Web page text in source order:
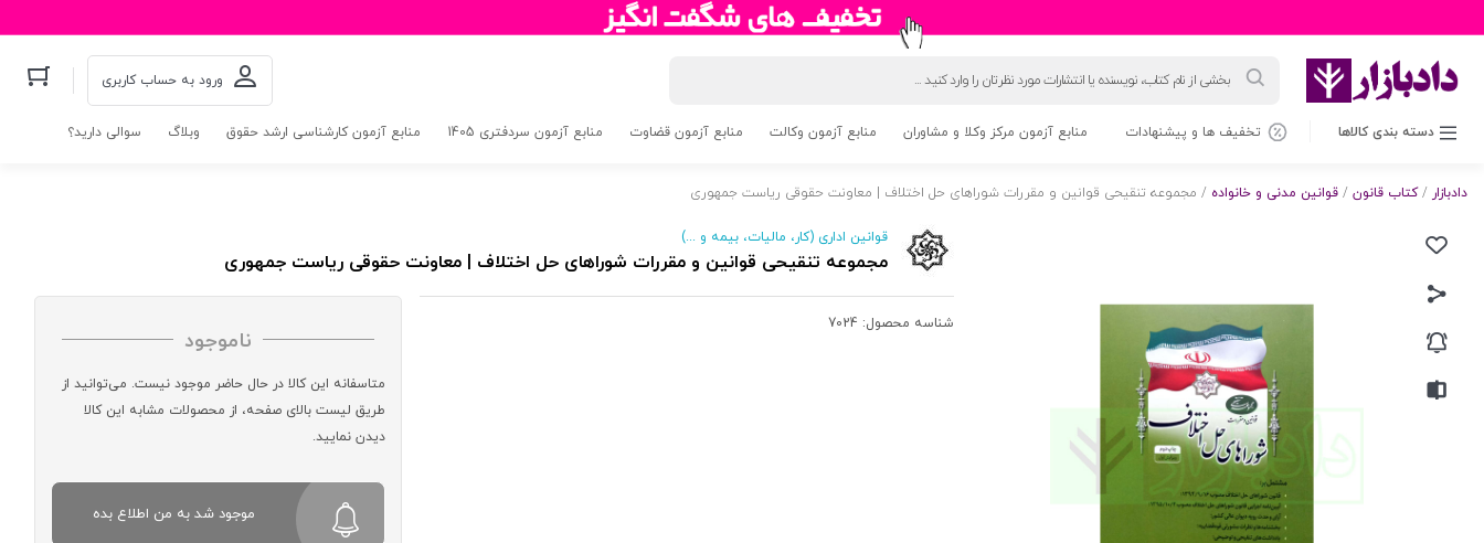
محصولات ورود به حساب کاربری
دسته بندی کالاها تخفیف ها و پیشنهادات منابع آزمون مرکز وکلا و مشاوران منابع آزمون وکالت منابع آزمون قضاوت منابع آزمون سردفتری 1405 منابع آزمون کارشناسی ارشد حقوق وبلاگ سوالی دارید؟
دادبازار /کتاب قانون / قوانین مدنی و خانواده / مجموعه تنقیحی قوانین و مقررات شوراهای حل اختلاف | معاونت حقوقی ریاست جمهوری
قوانین اداری (کار، مالیات، بیمه و ...)
مجموعه تنقیحی قوانین و مقررات شوراهای حل اختلاف | معاونت حقوقی ریاست جمهوری
شناسه محصول: 7024
ناموجود
متاسفانه این کالا در حال حاضر موجود نیست. می‌توانید از
طریق لیست بالای صفحه، از محصولات مشابه این کالا
دیدن نمایید.
موجود شد به من اطلاع بده